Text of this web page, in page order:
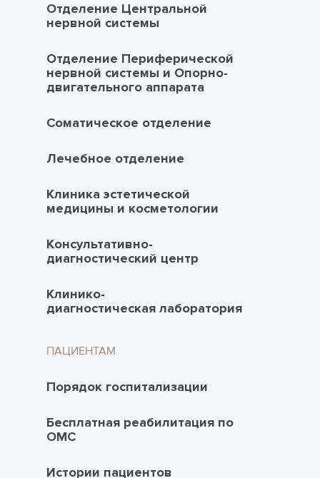
Отделение Центральной
нервной системы
Отделение Периферической
нервной системы и Опорно-
двигательного аппарата
Соматическое отделение
Лечебное отделение
Клиника эстетической
медицины и косметологии
Консультативно-
диагностический центр
Клинико-
диагностическая лаборатория
ПАЦИЕНТАМ
Порядок госпитализации
Бесплатная реабилитация по
ОМС
Истории пациентов